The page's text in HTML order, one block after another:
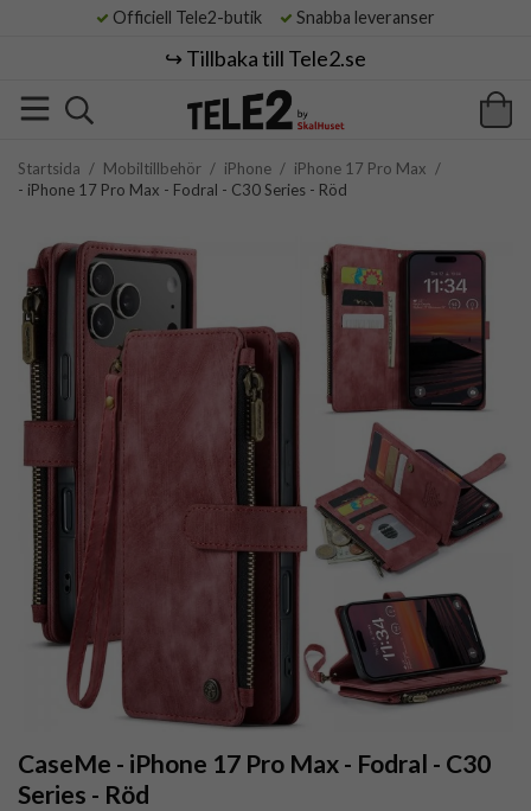
Officiell Tele2-butik Snabba leveranser
↪️ Tillbaka till Tele2.se
Startsida / Mobiltillbehör / iPhone / iPhone 17 Pro Max /
- iPhone 17 Pro Max - Fodral - C30 Series - Röd
CaseMe - iPhone 17 Pro Max - Fodral - C30
Series - Röd